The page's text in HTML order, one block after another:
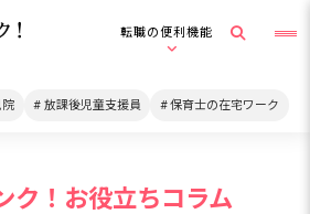
転職の便利機能
放課後児童支援員 保育士の在宅ワーク
ク！お役立ちコラム